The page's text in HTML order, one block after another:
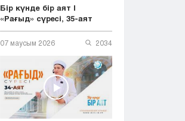
Бір күнде бір аят |
«Рағыд» сүресі, 35-аят
07 маусым 2026 2034